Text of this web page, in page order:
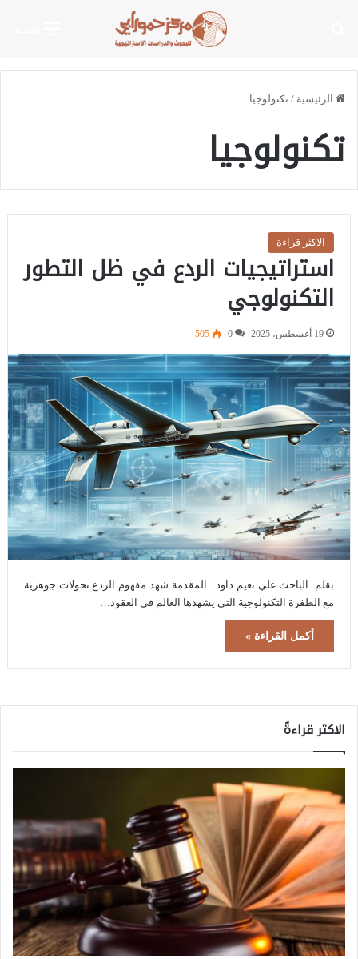
الرئيسية / تكنولوجيا
تكنولوجيا
الاكثر قراءة
استراتيجيات الردع في ظل التطور
التكنولوجي
19 أغسطس، 2025 0
505
بقلم: الباحث علي نعيم داود المقدمة شهد مفهوم الردع تحولات جوهرية
مع الطفرة التكنولوجية التي يشهدها العالم في العقود…
أكمل القراءة »
الاكثر قراءةً